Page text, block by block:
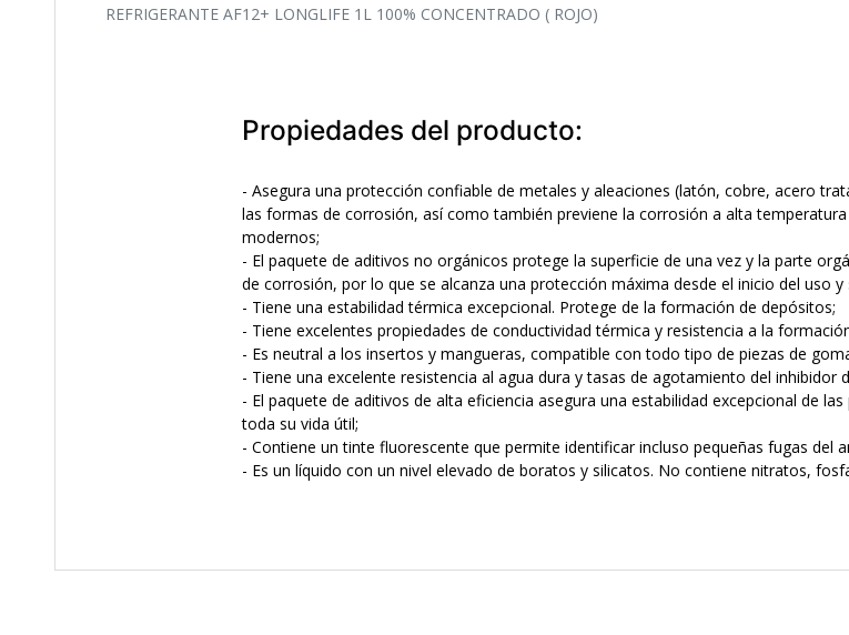
REFRIGERANTE AF12+ LONGLIFE 1L 100% CONCENTRADO ( ROJO)
Propiedades del producto:
- Asegura una protección confiable de metales y aleaciones (latón, cobre, acero
las formas de corrosión, así como también previene la corrosión a alta
modernos;
- El paquete de aditivos no orgánicos protege la superficie de una vez y la parte
de corrosión, por lo que se alcanza una protección máxima desde el inicio del uso
- Tiene una estabilidad térmica excepcional. Protege de la formación de depósitos;
- Tiene excelentes propiedades de conductividad térmica y resistencia a la
- Es neutral a los insertos y mangueras, compatible con todo tipo de piezas de
- Tiene una excelente resistencia al agua dura y tasas de agotamiento del inhibidor
- El paquete de aditivos de alta eficiencia asegura una estabilidad excepcional de
toda su vida útil;
- Contiene un tinte fluorescente que permite identificar incluso pequeñas fugas del
- Es un líquido con un nivel elevado de boratos y silicatos. No contiene nitratos,